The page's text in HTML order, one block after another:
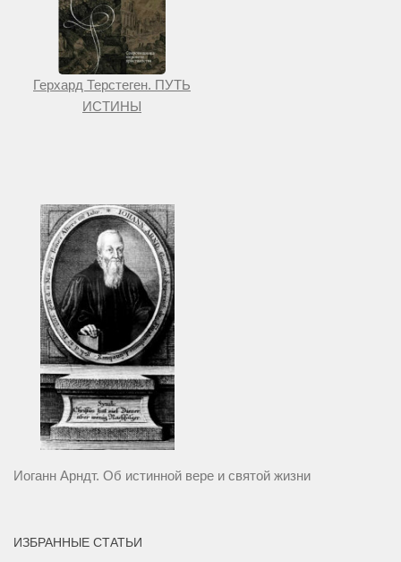
Герхард Терстеген. ПУТЬ
ИСТИНЫ
Иоганн Арндт. Об истинной вере и святой жизни
ИЗБРАННЫЕ СТАТЬИ